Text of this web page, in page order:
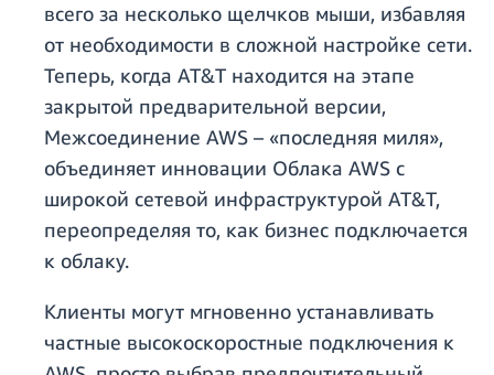
всего за несколько щелчков мыши, избавляя
от необходимости в сложной настройке сети.
Теперь, когда AT&T находится на этапе
закрытой предварительной версии,
Межсоединение AWS – «последняя миля»,
объединяет инновации Облака AWS с
широкой сетевой инфраструктурой AT&T,
переопределяя то, как бизнес подключается
к облаку.
Клиенты могут мгновенно устанавливать
частные высокоскоростные подключения к